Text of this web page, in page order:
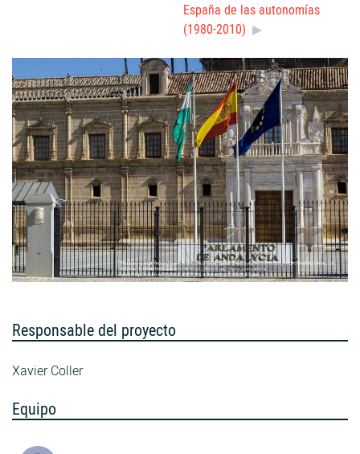
España de las autonomías
(1980-2010)
Responsable del proyecto
Xavier Coller
Equipo